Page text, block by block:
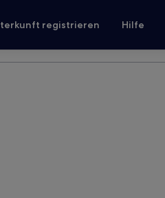
registrieren Hilfe